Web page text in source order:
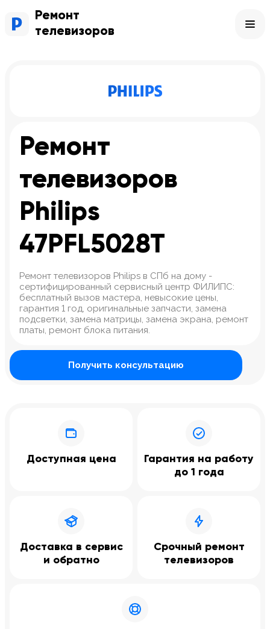
Ремонт
телевизоров
Ремонт
телевизоров
Philips
47PFL5028T
Ремонт телевизоров Philips в СПб на дому -
сертифицированный сервисный центр ФИЛИПС:
бесплатный вызов мастера, невысокие цены,
гарантия 1 год, оригинальные запчасти, замена
подсветки, замена матрицы, замена экрана, ремонт
платы, ремонт блока питания.
Получить консультацию
Доступная цена
Гарантия на работу
до 1 года
Доставка в сервис
и обратно
Срочный ремонт
телевизоров